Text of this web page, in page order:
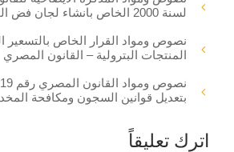
لسنة 2000 الخاص بانشاء لجان فض المنازعات
نصوص ومواد القرار الخاص بالتسعير
المنتجات البترولية – القانون المصري
بتعديل قوانين السجون ومكافحة
اترك تعليقاً